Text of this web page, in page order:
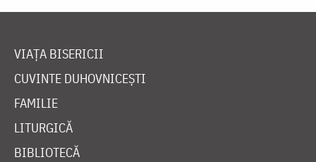
VIAȚA BISERICII
CUVINTE DUHOVNICEȘTI
FAMILIE
LITURGICĂ
BIBLIOTECĂ